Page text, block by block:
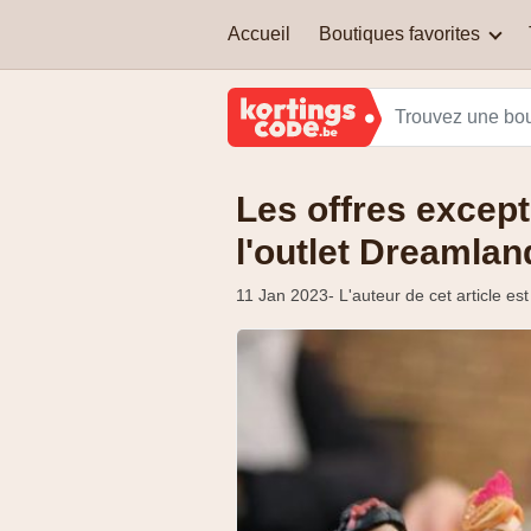
Accueil Boutiques favorites
Adidas
JBC
Sleepworld
Quels types de codes de
Puis-je cumuler un code de
réduction avec une autre
réduction ?
Les offres
l'outlet
11 Jan 2023- L'auteur de cet article